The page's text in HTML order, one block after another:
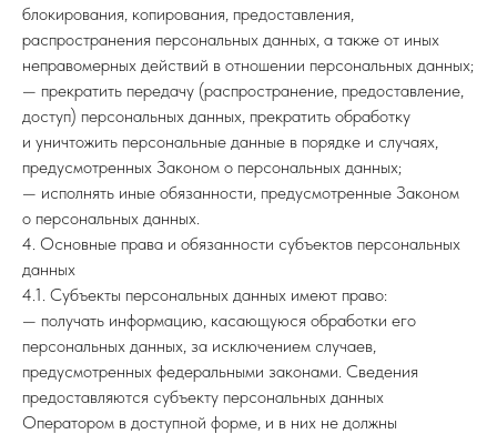
блокирования, копирования, предоставления,
распространения персональных данных, а также от иных
неправомерных действий в отношении персональных данных;
— прекратить передачу (распространение, предоставление,
доступ) персональных данных, прекратить обработку
и уничтожить персональные данные в порядке и случаях,
предусмотренных Законом о персональных данных;
— исполнять иные обязанности, предусмотренные Законом
о персональных данных.
4. Основные права и обязанности субъектов персональных
данных
4.1. Субъекты персональных данных имеют право:
— получать информацию, касающуюся обработки его
персональных данных, за исключением случаев,
предусмотренных федеральными законами. Сведения
предоставляются субъекту персональных данных
Оператором в доступной форме, и в них не должны